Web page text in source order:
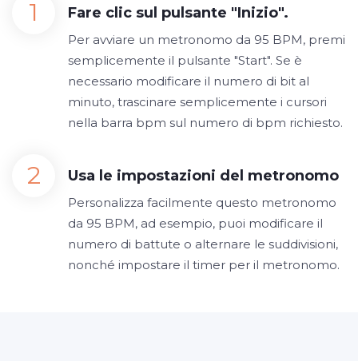
Fare clic sul pulsante "Inizio".
Per avviare un metronomo da 95 BPM, premi
semplicemente il pulsante "Start". Se è
necessario modificare il numero di bit al
minuto, trascinare semplicemente i cursori
nella barra bpm sul numero di bpm richiesto.
Usa le impostazioni del metronomo
Personalizza facilmente questo metronomo
da 95 BPM, ad esempio, puoi modificare il
numero di battute o alternare le suddivisioni,
nonché impostare il timer per il metronomo.